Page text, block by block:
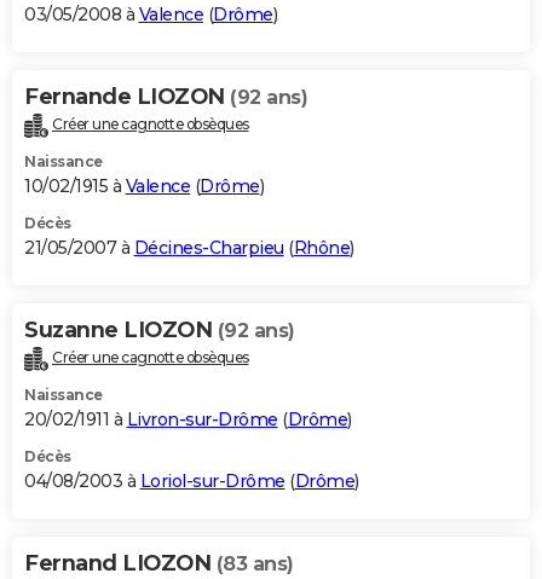
03/05/2008 à Valence (Drôme)
Fernande LIOZON (92 ans)
Créer une cagnotte obsèques
Naissance
10/02/1915 à Valence (Drôme)
Décès
21/05/2007 à Décines-Charpieu (Rhône)
Suzanne LIOZON (92 ans)
Créer une cagnotte obsèques
Naissance
20/02/1911 à Livron-sur-Drôme (Drôme)
Décès
04/08/2003 à Loriol-sur-Drôme (Drôme)
Fernand LIOZON (83 ans)